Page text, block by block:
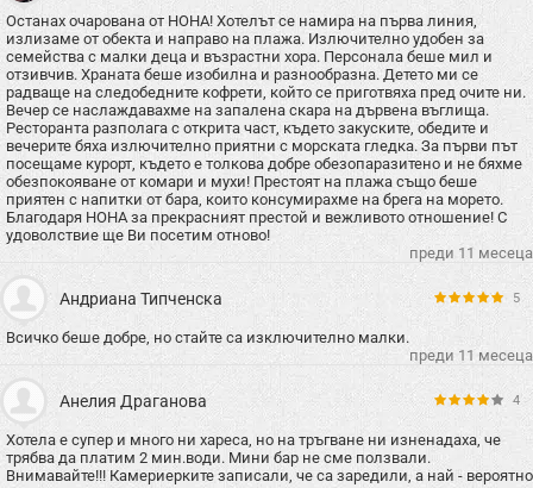
Останах очарована от НОНА! Хотелът се намира на първа линия,
излизаме от обекта и направо на плажа. Излючително удобен за
семейства с малки деца и възрастни хора. Персонала беше мил и
отзивчив. Храната беше изобилна и разнообразна. Детето ми се
радваще на следобедните кофрети, който се приготвяха пред очите ни.
Вечер се наслаждавахме на запалена скара на дървена въглища.
Ресторанта разполага с открита част, където закуските, обедите и
вечерите бяха излючително приятни с морската гледка. За първи път
посещаме курорт, където е толкова добре обезопаразитено и не бяхме
обезпокояване от комари и мухи! Престоят на плажа също беше
приятен с напитки от бара, които консумирахме на брега на морето.
Благодаря НОНА за прекрасният престой и вежливото отношение! С
удоволствие ще Ви посетим отново!
преди 11 месеца
Андриана Типченска 5
Всичко беше добре, но стайте са изключително малки.
преди 11 месеца
Анелия Драганова 4
Хотела е супер и много ни хареса, но на тръгване ни изненадаха, че
трябва да платим 2 мин.води. Мини бар не сме ползвали.
Внимавайте!!! Камериерките записали, че са заредили, а най - вероятно